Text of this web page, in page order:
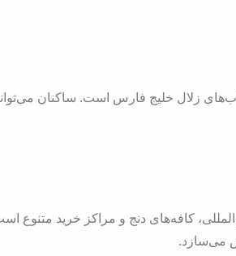
زلال خلیج فارس است. ساکنان
کافه‌های دنج و مراکز خرید متنوع
می‌سازد.